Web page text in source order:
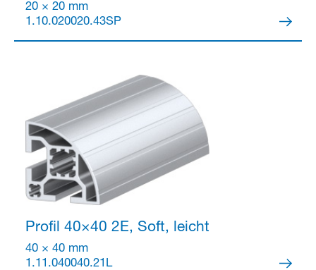
20 × 20 mm
1.10.020020.43SP
Profil 40×40 2E, Soft, leicht
40 × 40 mm
1.11.040040.21L